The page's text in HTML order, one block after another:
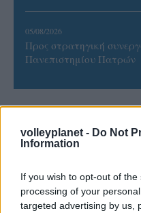
volleyplanet - Do Not
Information
If you wish to opt-out of
processing of your
targeted advertising by us,
05/08/2026
Προς στρατηγική
Πανεπιστημίου Πατρών
ΓΝΩΜΕΣ